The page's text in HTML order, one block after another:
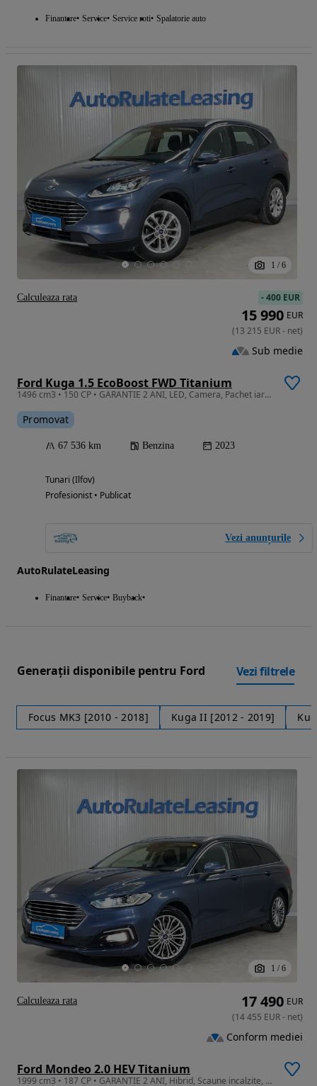
Finantare Service Service roti Spalatorie auto
1 / 6
Ford Kuga 1.5 EcoBoost FWD Titanium
1496 cm3 • 150 CP • GARANTIE 2 ANI, LED, Camera, Pachet iarna, Clima
Promovat
67 536 km Benzina 2023
Tunari (Ilfov)
Profesionist • Publicat
Vezi anunțurile
AutoRulateLeasing
Finantare Service Buyback
-400 EUR
15 990 EUR
(13 215 EUR- net)
Sub medie
Calculeaza rata
Generații disponibile pentru Ford Vezi filtrele
Focus MK3 [2010 - 2018] Kuga II [2012 - 2019]
1 / 6
Ford Mondeo 2.0 HEV Titanium
1999 cm3 • 187 CP • GARANTIE 2 ANI, Hibrid, Scaune incalzite, Navi, Camera, LED
17 490 EUR
(14 455 EUR- net)
Conform mediei
Calculeaza rata